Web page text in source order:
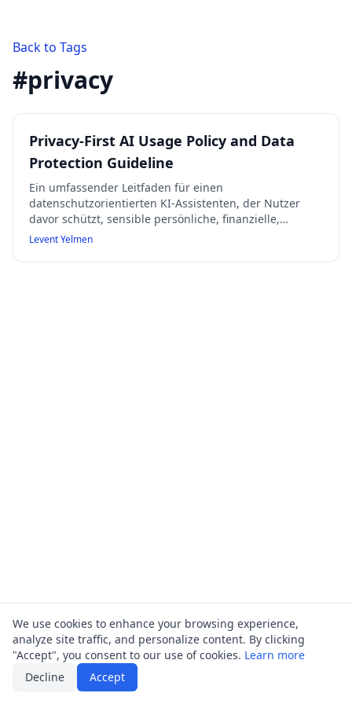
Back to Tags
#privacy
Privacy-First AI Usage Policy and Data
Protection Guideline
Ein umfassender Leitfaden für einen
datenschutzorientierten KI-Assistenten, der Nutzer
davor schützt, sensible persönliche, finanzielle,
medizinische oder vertrauliche Informationen zu
Daten, gibt klare Erklärungen und sichere Alternativen,
Levent Yelmen
We use cookies to enhance your browsing experience,
analyze site traffic, and personalize content. By clicking
"Accept", you consent to our use of cookies. Learn more
Decline
Accept